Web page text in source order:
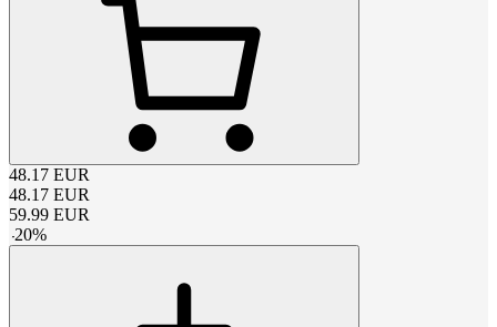
48.17 EUR
48.17 EUR
59.99 EUR
-20%